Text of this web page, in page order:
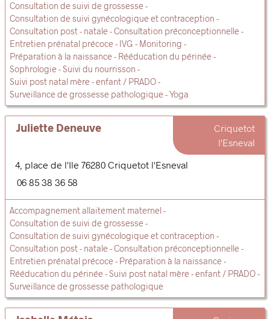
Consultation de suivi de grossesse
Consultation de suivi gynécologique et contraception
Consultation post - natale
Consultation préconceptionnelle
Entretien prénatal précoce
IVG
Monitoring
Préparation à la naissance
Rééducation du périnée
Sophrologie
Suivi du nourrisson
Suivi post natal mère - enfant / PRADO
Surveillance de grossesse pathologique
Yoga
Juliette Deneuve
Criquetot
l'Esneval
4, place de l'Ile 76280 Criquetot l'Esneval
06 85 38 36 58
Accompagnement allaitement maternel
Consultation de suivi de grossesse
Consultation de suivi gynécologique et contraception
Consultation post - natale
Consultation préconceptionnelle
Entretien prénatal précoce
Préparation à la naissance
Rééducation du périnée
Suivi post natal mère - enfant / PRADO
Surveillance de grossesse pathologique